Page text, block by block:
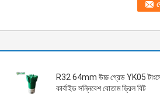
R32 64mm উচ্চ গ্রেড YK05
কার্বাইড সন্নিবেশ বোতাম ড্রিল বিট